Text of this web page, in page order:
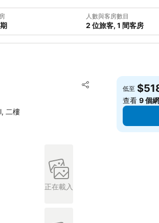
人數與客房數目
2 位旅客, 1 間客房
分享
放到收藏夾
二樓
低至
查看9 個
正在載入